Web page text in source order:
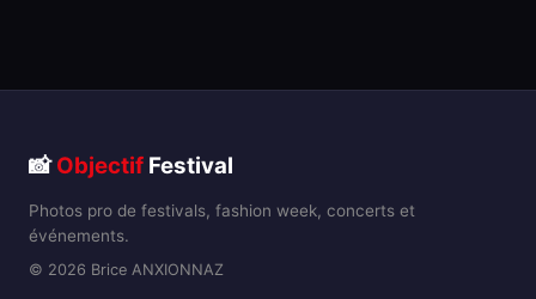
📸Objectif Festival
Photos pro de festivals, fashion week, concerts et
événements.
© 2026 Brice ANXIONNAZ